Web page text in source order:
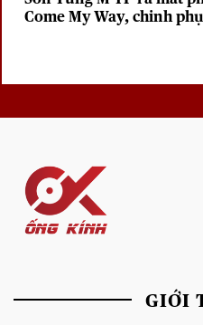
Come My Way, chinh
GIỚI